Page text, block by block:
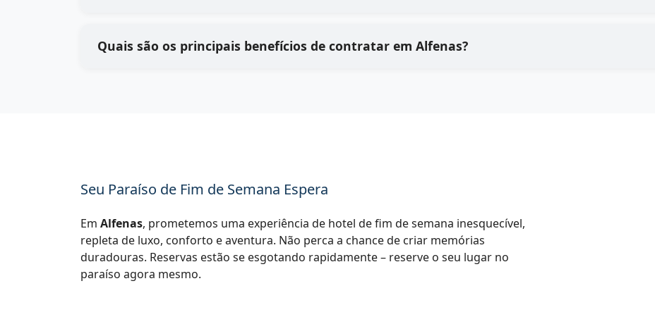
Quais são os principais benefícios de contratar em Alfenas?
Seu Paraíso de Fim de Semana Espera
Em Alfenas, prometemos uma experiência de hotel de fim de semana inesquecível,
repleta de luxo, conforto e aventura. Não perca a chance de criar memórias
duradouras. Reservas estão se esgotando rapidamente – reserve o seu lugar no
paraíso agora mesmo.